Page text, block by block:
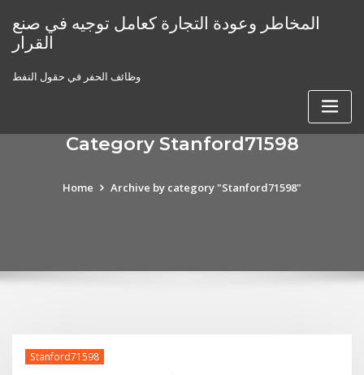
content
المخاطر وعودة التجارة كعامل توجيه في صنع
القرار
وظائف الحفر في حقول النفط
Category Stanford71598
Home Archive by category "Stanford71598"
Stanford71598